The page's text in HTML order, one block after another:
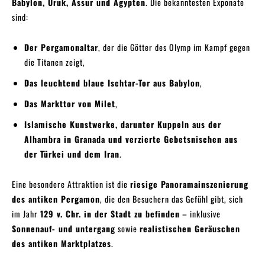
sind:
Der Pergamonaltar, der die Götter des Olymp im Kampf gegen
die Titanen zeigt,
Das leuchtend blaue Ischtar-Tor aus Babylon,
Das Markttor von Milet,
Islamische Kunstwerke, darunter Kuppeln aus der
Alhambra in Granada und verzierte Gebetsnischen aus
der Türkei und dem Iran.
Eine besondere Attraktion ist die riesige Panoramainszenierung
des antiken Pergamon, die den Besuchern das Gefühl gibt, sich
im Jahr 129 v. Chr. in der Stadt zu befinden – inklusive
Sonnenauf- und untergang sowie realistischen Geräuschen
des antiken Marktplatzes.